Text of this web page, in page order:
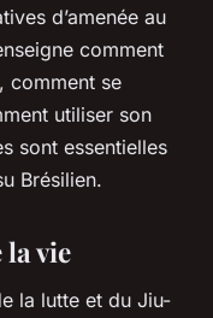
d’amenée au
comment
comment se
utiliser son
sont essentielles
Brésilien.
vie
la lutte et du Jiu-